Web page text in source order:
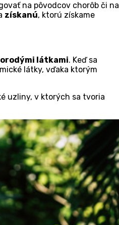
na pôvodcov chorôb či na
získanú, ktorú získame
látkami. Keď sa
látky, vďaka ktorým
uzliny, v ktorých sa tvoria